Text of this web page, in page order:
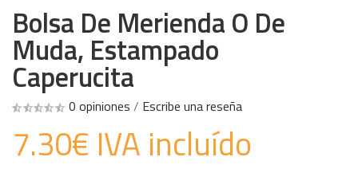
Bolsa De Merienda O De
Muda, Estampado
Caperucita
0 opiniones / Escribe una reseña
7.30€ IVA incluído